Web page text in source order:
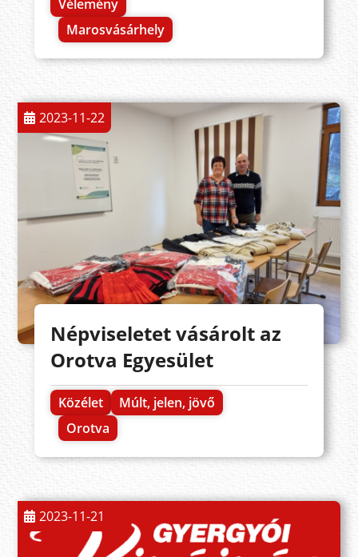
Vélemény
Marosvásárhely
2023-11-22
Népviseletet vásárolt az
Orotva Egyesület
Közélet
Múlt, jelen, jövő
Orotva
2023-11-21